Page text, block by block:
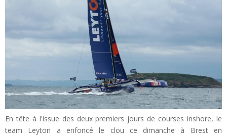
En tête à l'issue des deux premiers jours de courses inshore, le
team Leyton a enfoncé le clou ce dimanche à Brest en